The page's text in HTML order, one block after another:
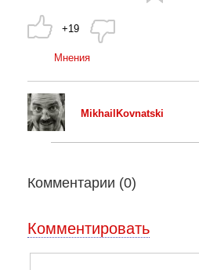
+19
Мнения
MikhailKovnatski
Комментарии (0)
Комментировать